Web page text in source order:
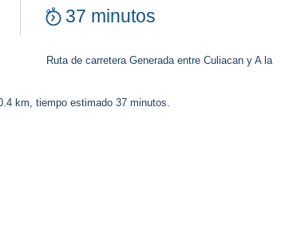
37 minutos
Ruta de carretera Generada entre Culiacan y A la
km, tiempo estimado 37 minutos.